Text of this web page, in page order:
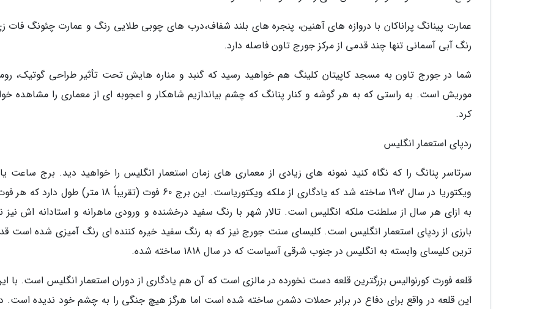
عمارت پینانگ پراناکان با دروازه های آهنین، پنجره های بلند شفاف،درب های چوبی طلایی رنگ و عمارت چئونگ فات
رنگ آبی آسمانی تنها چند قدمی از مرکز جورج تاون فاصله دارد.
شما در جورج تاون به مسجد کاپیتان کلینگ هم خواهید رسید که گنبد و مناره هایش تحت تأثیر طراحی گوتیک،
موریش است. به راستی که به هر گوشه و کنار پنانگ که چشم بیاندازیم شاهکار و اعجوبه ای از معماری را مشاهده
کرد.
ردپای استعمار انگلیس
سرتاسر پنانگ را که نگاه کنید نمونه های زیادی از معماری های زمان استعمار انگلیس را خواهید دید. برج ساعت
ویکتوریا در سال 1902 ساخته شد که یادگاری از ملکه ویکتوریاست. این برج 60 فوت (تقریباً 18 متر)
به ازای هر سال از سلطنت ملکه انگلیس است. تالار شهر با رنگ سفید درخشنده و ورودی ماهرانه و استادانه اش نیز
بارزی از ردپای استعمار انگلیس است. کلیسای سنت جورج نیز که به رنگ سفید خیره کننده ای رنگ آمیزی شده است
ترین کلیسای وابسته به انگلیس در جنوب شرقی آسیاست که در سال 1818 ساخته شده.
قلعه فورت کورنوالیس بزرگترین قلعه دست نخورده در مالزی است که آن هم یادگاری از دوران استعمار انگلیس است. با
این قلعه در واقع برای دفاع در برابر حملات دشمن ساخته شده است اما هرگز هیچ جنگی را به چشم خود ندیده است.